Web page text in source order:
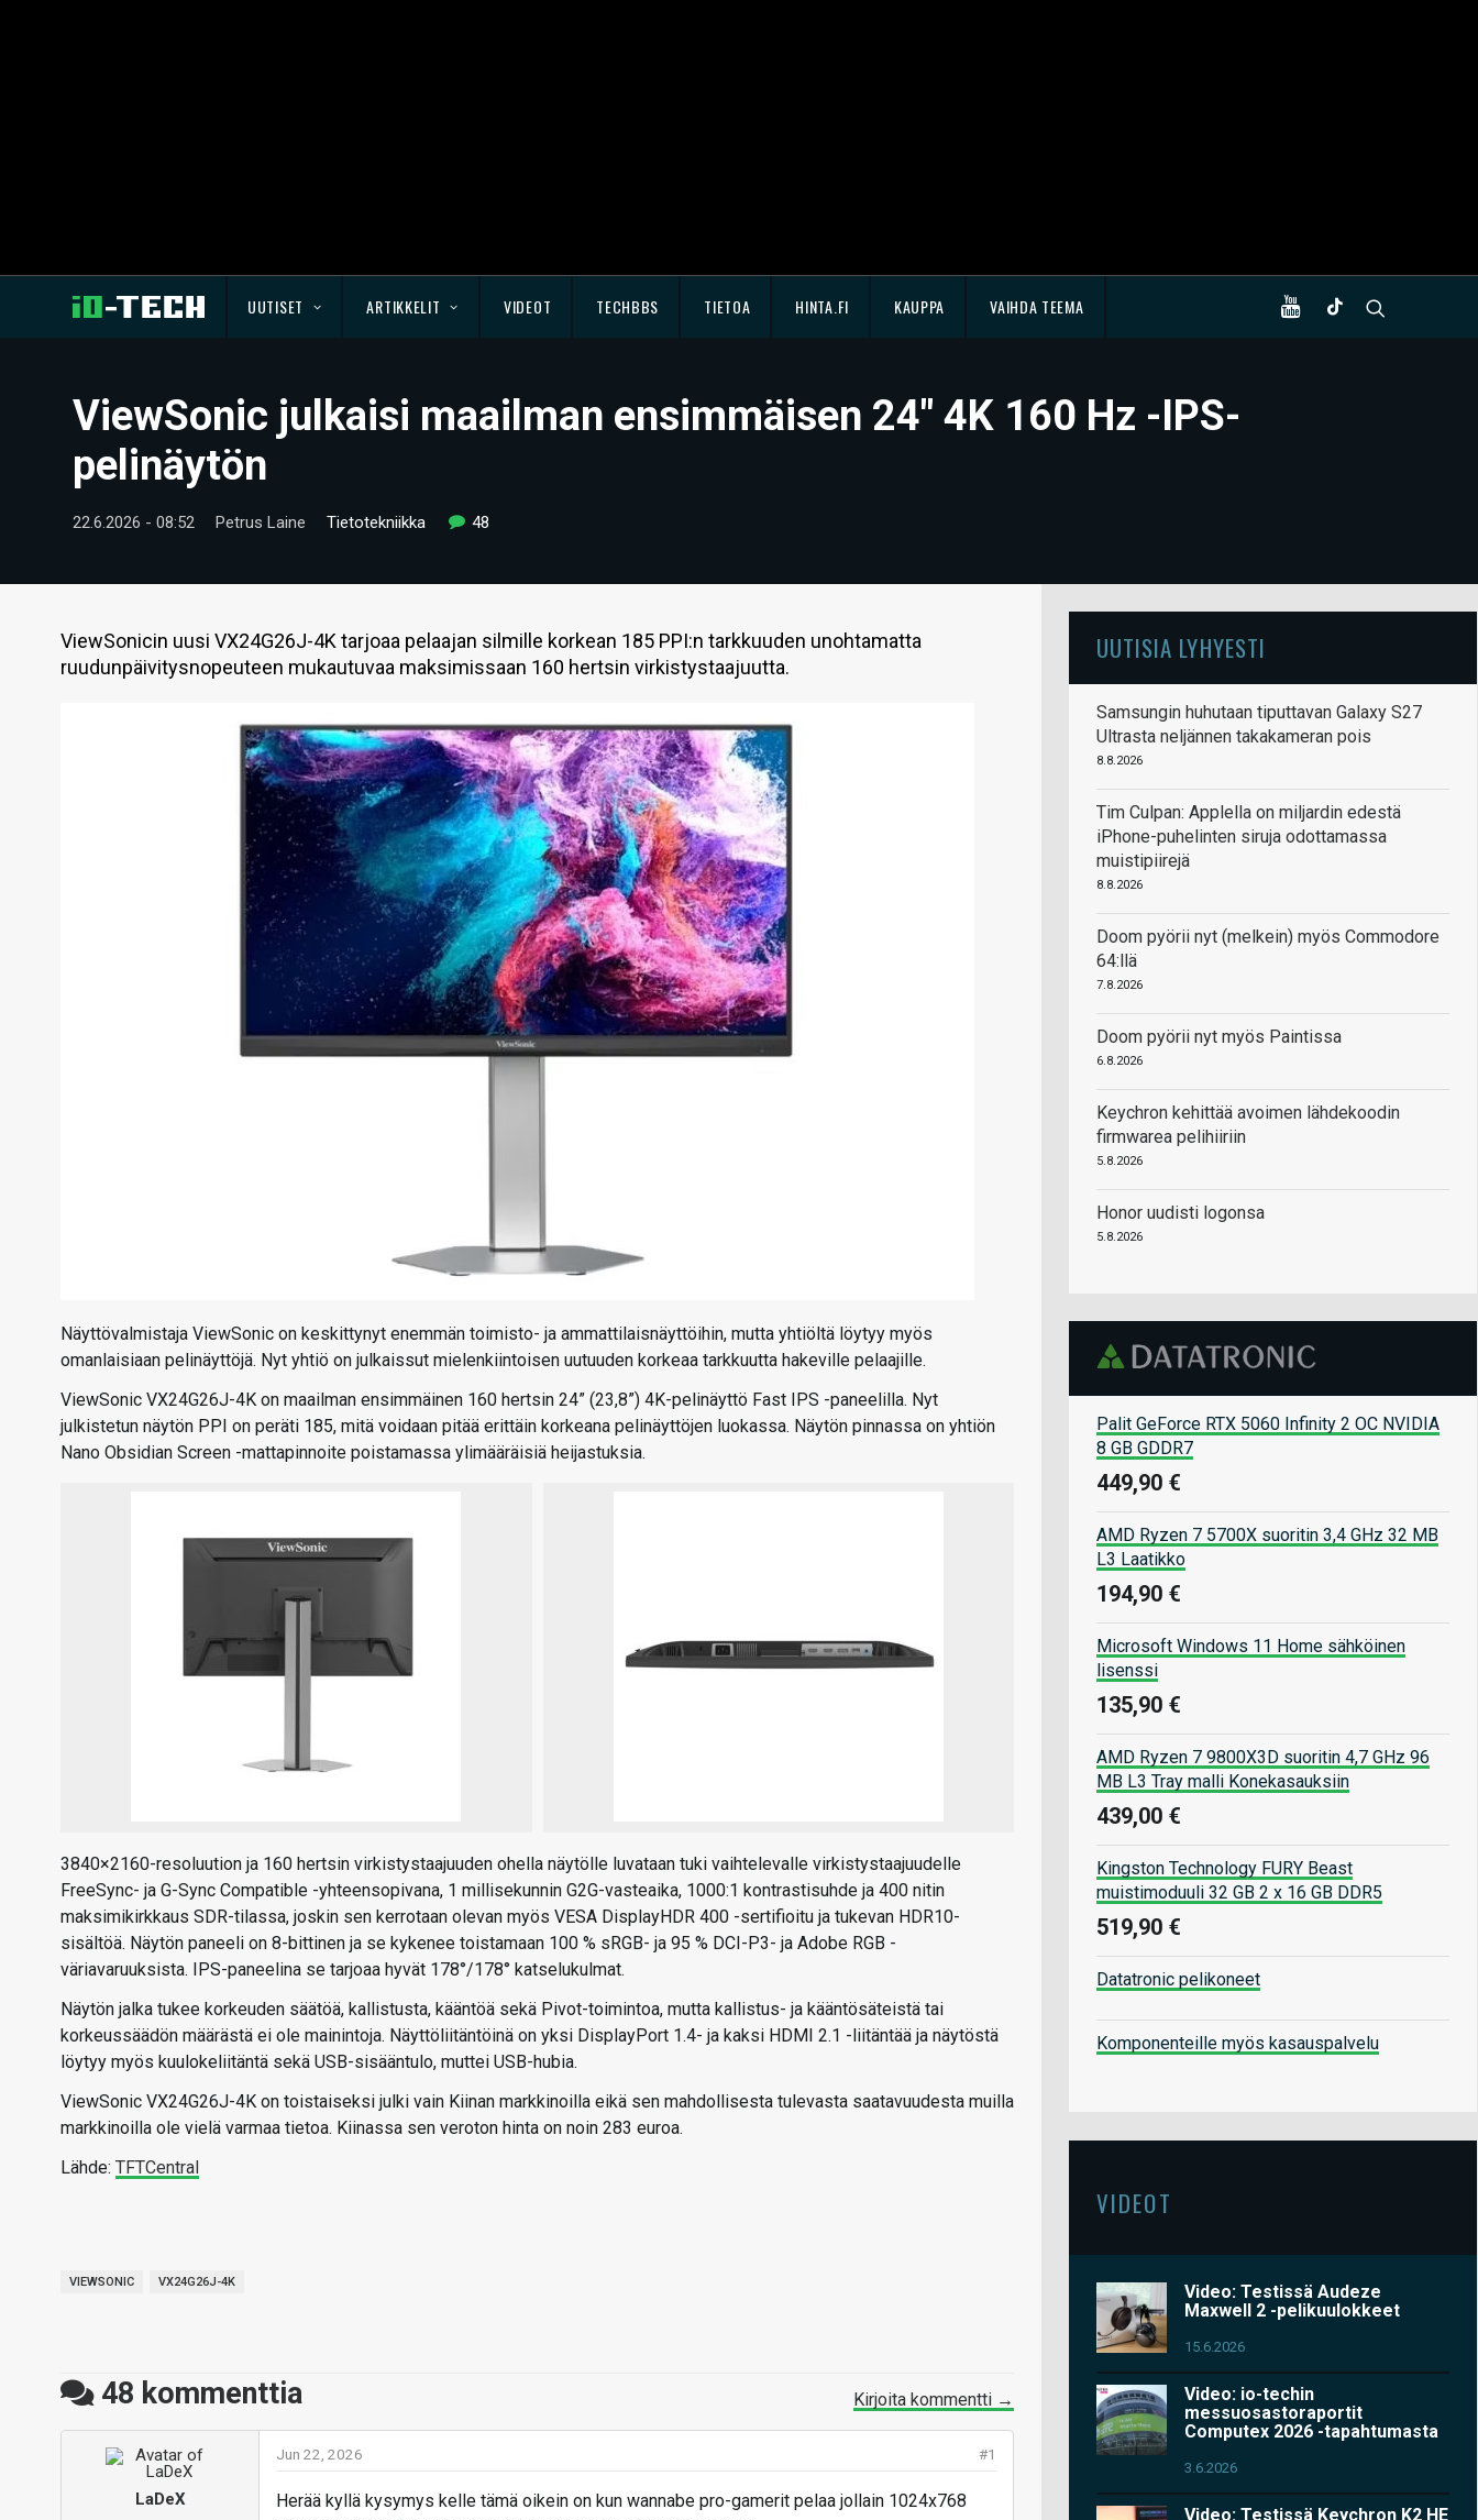
UUTISET ARTIKKELIT VIDEOT TECHBBS TIETOA HINTA.FI KAUPPA VAIHDA TEEMA
ViewSonic julkaisi maailman ensimmäisen 24″ 4K 160 Hz -IPS-
pelinäytön
22.6.2026 - 08:52 Petrus Laine Tietotekniikka 48
ViewSonicin uusi VX24G26J-4K tarjoaa pelaajan silmille korkean 185 PPI:n tarkkuuden unohtamatta
ruudunpäivitysnopeuteen mukautuvaa maksimissaan 160 hertsin virkistystaajuutta.
Näyttövalmistaja ViewSonic on keskittynyt enemmän toimisto- ja ammattilaisnäyttöihin, mutta yhtiöltä löytyy myös
omanlaisiaan pelinäyttöjä. Nyt yhtiö on julkaissut mielenkiintoisen uutuuden korkeaa tarkkuutta hakeville pelaajille.
ViewSonic VX24G26J-4K on maailman ensimmäinen 160 hertsin 24” (23,8”) 4K-pelinäyttö Fast IPS -paneelilla. Nyt
julkistetun näytön PPI on peräti 185, mitä voidaan pitää erittäin korkeana pelinäyttöjen luokassa. Näytön pinnassa on yhtiön
Nano Obsidian Screen -mattapinnoite poistamassa ylimääräisiä heijastuksia.
3840×2160-resoluution ja 160 hertsin virkistystaajuuden ohella näytölle luvataan tuki vaihtelevalle virkistystaajuudelle
FreeSync- ja G-Sync Compatible -yhteensopivana, 1 millisekunnin G2G-vasteaika, 1000:1 kontrastisuhde ja 400 nitin
maksimikirkkaus SDR-tilassa, joskin sen kerrotaan olevan myös VESA DisplayHDR 400 -sertifioitu ja tukevan HDR10-
sisältöä. Näytön paneeli on 8-bittinen ja se kykenee toistamaan 100 % sRGB- ja 95 % DCI-P3- ja Adobe RGB -
väriavaruuksista. IPS-paneelina se tarjoaa hyvät 178°/178° katselukulmat.
Näytön jalka tukee korkeuden säätöä, kallistusta, kääntöä sekä Pivot-toimintoa, mutta kallistus- ja kääntösäteistä tai
korkeussäädön määrästä ei ole mainintoja. Näyttöliitäntöinä on yksi DisplayPort 1.4- ja kaksi HDMI 2.1 -liitäntää ja näytöstä
löytyy myös kuulokeliitäntä sekä USB-sisääntulo, muttei USB-hubia.
ViewSonic VX24G26J-4K on toistaiseksi julki vain Kiinan markkinoilla eikä sen mahdollisesta tulevasta saatavuudesta muilla
markkinoilla ole vielä varmaa tietoa. Kiinassa sen veroton hinta on noin 283 euroa.
Lähde: TFTCentral
VIEWSONIC VX24G26J-4K
48 kommenttia Kirjoita kommentti →
LaDeX
#1
Jun 22, 2026
Herää kyllä kysymys kelle tämä oikein on kun wannabe pro-gamerit pelaa jollain 1024x768
UUTISIA LYHYESTI
Samsungin huhutaan tiputtavan Galaxy S27
Ultrasta neljännen takakameran pois
8.8.2026
Tim Culpan: Applella on miljardin edestä
iPhone-puhelinten siruja odottamassa
muistipiirejä
8.8.2026
Doom pyörii nyt (melkein) myös Commodore
64:llä
7.8.2026
Doom pyörii nyt myös Paintissa
6.8.2026
Keychron kehittää avoimen lähdekoodin
firmwarea pelihiiriin
5.8.2026
Honor uudisti logonsa
5.8.2026
Palit GeForce RTX 5060 Infinity 2 OC NVIDIA
8 GB GDDR7
449,90 €
AMD Ryzen 7 5700X suoritin 3,4 GHz 32 MB
L3 Laatikko
194,90 €
Microsoft Windows 11 Home sähköinen
lisenssi
135,90 €
AMD Ryzen 7 9800X3D suoritin 4,7 GHz 96
MB L3 Tray malli Konekasauksiin
439,00 €
Kingston Technology FURY Beast
muistimoduuli 32 GB 2 x 16 GB DDR5
519,90 €
Datatronic pelikoneet
Komponenteille myös kasauspalvelu
VIDEOT
Video: Testissä Audeze
Maxwell 2 -pelikuulokkeet
15.6.2026
Video: io-techin
messuosastoraportit
Computex 2026 -tapahtumasta
3.6.2026
Video: Testissä Keychron K2 HE